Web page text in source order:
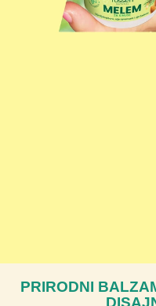
PRIRODNI